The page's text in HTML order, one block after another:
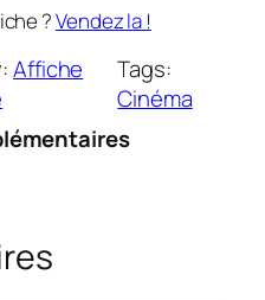
?Vendez la !
Affiche
Tags:
Cinéma